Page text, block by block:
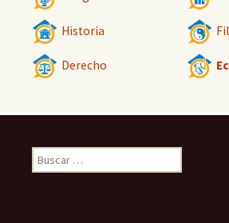
Historia
Derecho
Buscar: